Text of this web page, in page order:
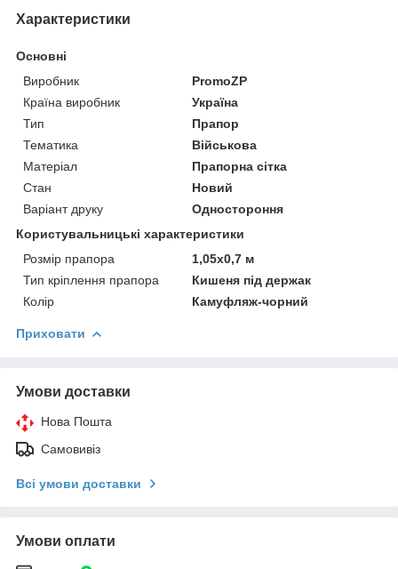
Характеристики
Основні
Виробник
PromoZP
Країна виробник
Україна
Тип
Прапор
Тематика
Військова
Матеріал
Прапорна сітка
Стан
Новий
Варіант друку
Одностороння
Користувальницькі характеристики
Розмір прапора
1,05х0,7 м
Тип кріплення прапора
Кишеня під держак
Колір
Камуфляж-чорний
Приховати
Умови доставки
Нова Пошта
Самовивіз
Всі умови доставки
Умови оплати